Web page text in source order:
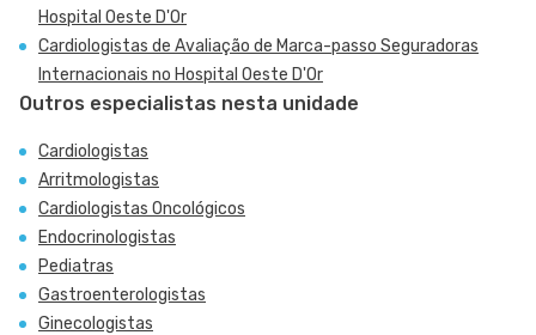
Hospital Oeste D'Or
Cardiologistas de Avaliação de Marca-passo Seguradoras
Internacionais no Hospital Oeste D'Or
Outros especialistas nesta unidade
Cardiologistas
Arritmologistas
Cardiologistas Oncológicos
Endocrinologistas
Pediatras
Gastroenterologistas
Ginecologistas